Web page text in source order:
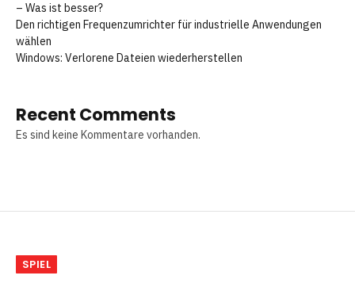
– Was ist besser?
Den richtigen Frequenzumrichter für industrielle Anwendungen
wählen
Windows: Verlorene Dateien wiederherstellen
Recent Comments
Es sind keine Kommentare vorhanden.
SPIEL